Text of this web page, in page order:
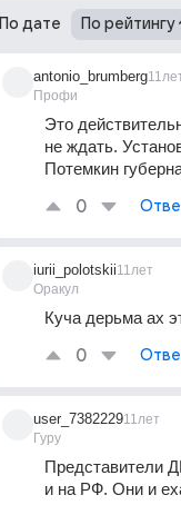
По дате По рейтингу
antonio_brumberg
Профи
Это
не ждать.
Потемкин
0
iurii_polotskii
Оракул
11лет
Куча дерьма ах
0
user_7382229
Гуру
11лет
Представители
и на РФ. Они и